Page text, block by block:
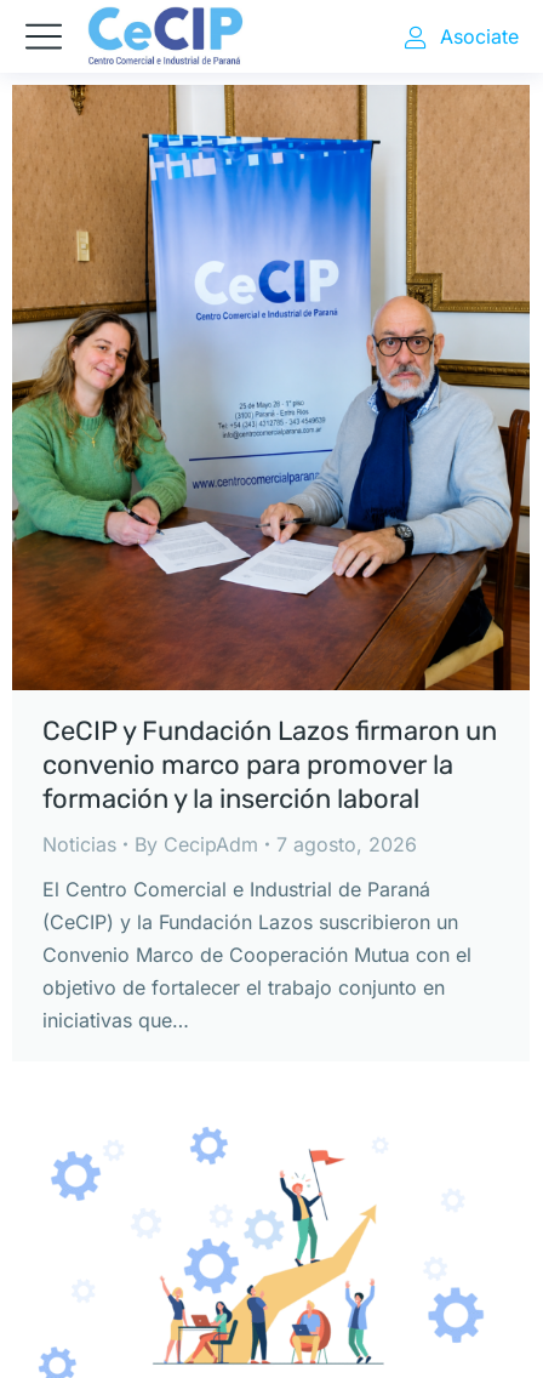
Asociate
CeCIP y Fundación Lazos firmaron un
convenio marco para promover la
formación y la inserción laboral
Noticias By CecipAdm
7 agosto, 2026
El Centro Comercial e Industrial de Paraná
(CeCIP) y la Fundación Lazos suscribieron un
Convenio Marco de Cooperación Mutua con el
objetivo de fortalecer el trabajo conjunto en
iniciativas que…